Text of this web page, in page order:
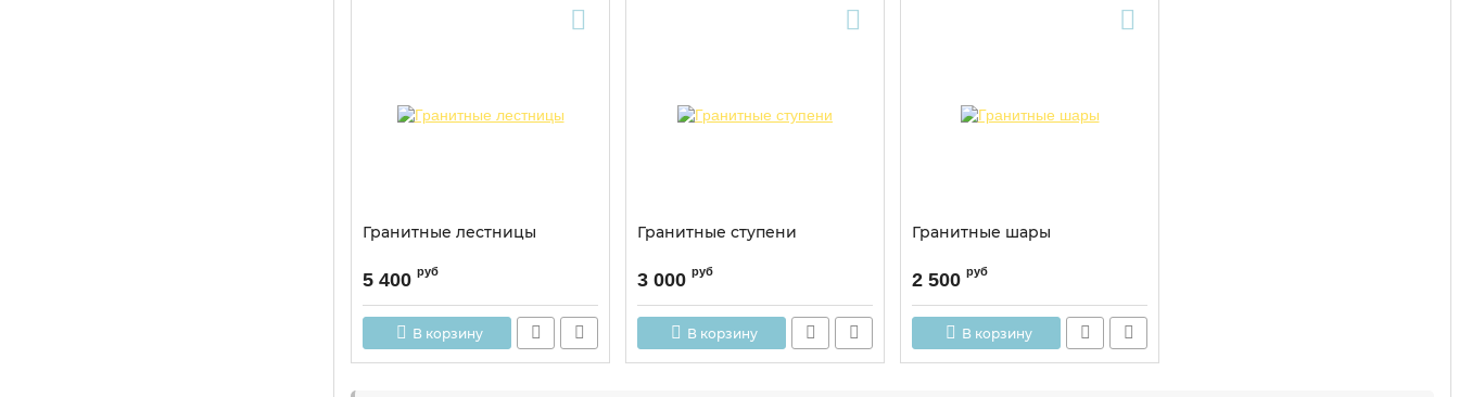
Гранитные лестницы
5 400 руб
В корзину
Гранитные ступени
3 000 руб
В корзину
Гранитные шары
2 500 руб
В корзину